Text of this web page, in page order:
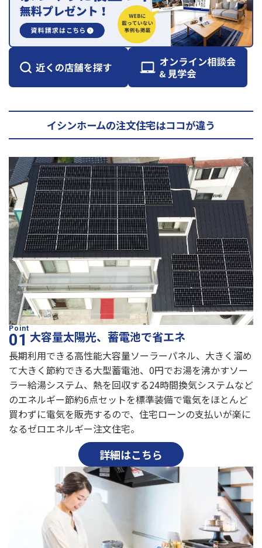
イシンホームの注文住宅はココが違う
大容量太陽光、蓄電池で省エネ
長期利用できる高性能大容量ソーラーパネル、大きく溜め
て大きく節約できる大型蓄電池、0円でお湯を沸かすソー
ラー給湯システム、熱を回収する24時間換気システムなど
のエネルギー節約6点セットを標準装備で電気をほとんど
買わずに電気を販売するので、住宅ローンの支払いが楽に
なるゼロエネルギー注文住宅。
詳細はこちら